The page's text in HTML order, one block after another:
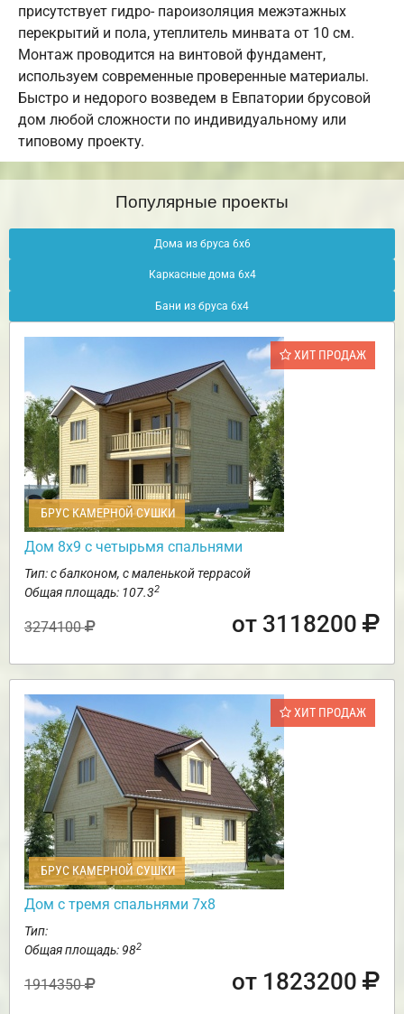
присутствует гидро- пароизоляция межэтажных
перекрытий и пола, утеплитель минвата от 10 см.
Монтаж проводится на винтовой фундамент,
используем современные проверенные материалы.
Быстро и недорого возведем в Евпатории брусовой
дом любой сложности по индивидуальному или
типовому проекту.
Популярные проекты
Дома из бруса 6х6
Каркасные дома 6х4
Бани из бруса 6х4
ХИТ ПРОДАЖ
БРУС КАМЕРНОЙ СУШКИ
Дом 8х9 с четырьмя спальнями
Тип: с балконом, с маленькой террасой
Общая площадь: 107.32
3274100 от 3118200
ХИТ ПРОДАЖ
БРУС КАМЕРНОЙ СУШКИ
Дом с тремя спальнями 7х8
Тип:
Общая площадь: 982
1914350 от 1823200